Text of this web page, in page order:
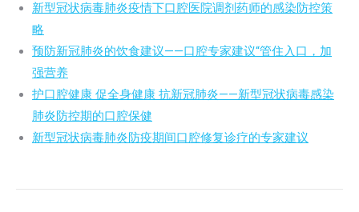
新型冠状病毒肺炎疫情下口腔医院调剂药师的感染防控策
略
预防新冠肺炎的饮食建议——口腔专家建议“管住入口，加
强营养
护口腔健康 促全身健康 抗新冠肺炎——新型冠状病毒感染
肺炎防控期的口腔保健
新型冠状病毒肺炎防疫期间口腔修复诊疗的专家建议